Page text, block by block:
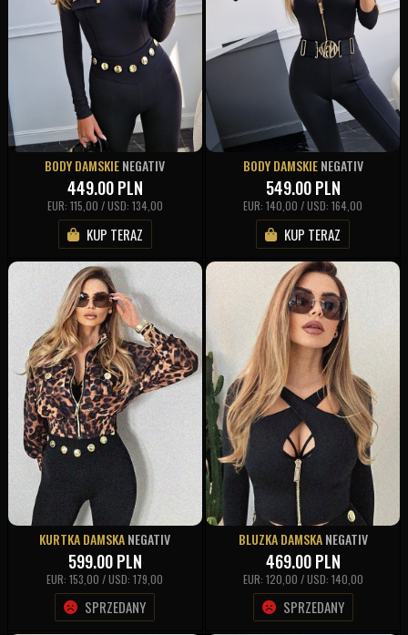
BODY DAMSKIENEGATIV
449.00PLN
EUR: 115,00 / USD: 134,00
KUP TERAZ
BODY DAMSKIENEGATIV
549.00PLN
EUR: 140,00 / USD: 164,00
KUP TERAZ
KURTKA DAMSKANEGATIV
599.00PLN
EUR: 153,00 / USD: 179,00
SPRZEDANY
BLUZKA DAMSKANEGATIV
469.00PLN
EUR: 120,00 / USD: 140,00
SPRZEDANY